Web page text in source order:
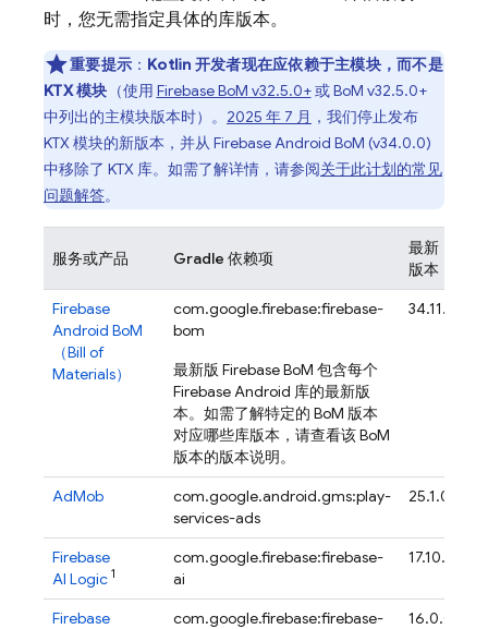
时，您无需指定具体的库版本。
重要提示 ： Kotlin 开发者现在应依赖于主模块，而不是
KTX 模块 （使用 Firebase BoM v32.5.0+或BoM v32.5.0+
中列出的主模块版本时）。 2025 年 7 月 ，我们停止发布
KTX 模块的新版本，并从 Firebase Android BoM (v34.0.0)
中移除了 KTX 库。如需了解详情，请参阅关于此计划的常见
问题解答。
服务或产品 Gradle 依赖项
最新
版本
Firebase
Android BoM
（Bill of
Materials）
com.google.firebase:firebase-
bom
最新版 Firebase BoM 包含每个
Firebase Android 库的最新版
本。如需了解特定的 BoM 版本
对应哪些库版本，请查看该BoM
版本的版本说明。
34.11.0
AdMob
com.google.android.gms:play-
services-ads
25.1.0
Firebase
AI Logic 1
com.google.firebase:firebase-
ai
17.10.1
Firebase
com.google.firebase:firebase-
16.0.0-